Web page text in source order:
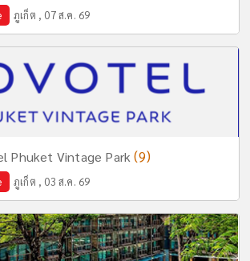
ภูเก็ต , 07 ส.ค. 69
Phuket Vintage Park(9)
ภูเก็ต , 03 ส.ค. 69